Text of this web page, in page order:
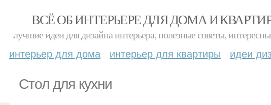
ВСЁ ОБ ИНТЕРЬЕРЕ ДЛЯ ДОМА И
лучшие идеи для дизайна интерьера, полезные советы,
интерьер для дома интерьер для квартиры идеи
Стол для кухни